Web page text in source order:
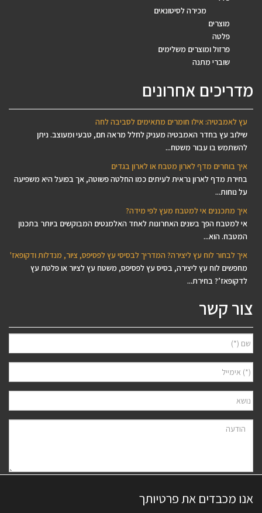
מכירה לסיטונאים
מוצרים
פלטה
פרזול ומוצרים משלימים
שוברי מתנה
מדריכים אחרונים
עץ לאמבטיה: אילו חומרים מתאימים לסביבה לחה
שילוב עץ בחדר האמבטיה מעניק לחלל מראה חם, טבעי ומעוצב. ניתן
להשתמש בו עבור משטח...
איך בוחרים מדף לארון מטבח או לארון בגדים
בחירת מדף לארון נראית לעיתים כמו החלטה פשוטה, אך בפועל היא משפיעה
על נוחות...
איך מתכננים אי למטבח מעץ לפי מידה?
אי למטבח הפך בשנים האחרונות לאחד האלמנטים המבוקשים ביותר בתכנון
המטבח. הוא...
איך לבחור לוח עץ ליצירה? המדריך לבסיסי עץ לפסיפס, ציור, מנדלות ודקופאז'
מחפשים לוח עץ ליצירה, בסיס עץ לפסיפס, משטח עץ לציור או פלטת עץ
לדקופאז’? בחירת...
צור קשר
הפרטיותשל האתר. ידוע לי שאוכל לבטל את הרישום בכל עת.
אנו מכבדים את פרטיותך